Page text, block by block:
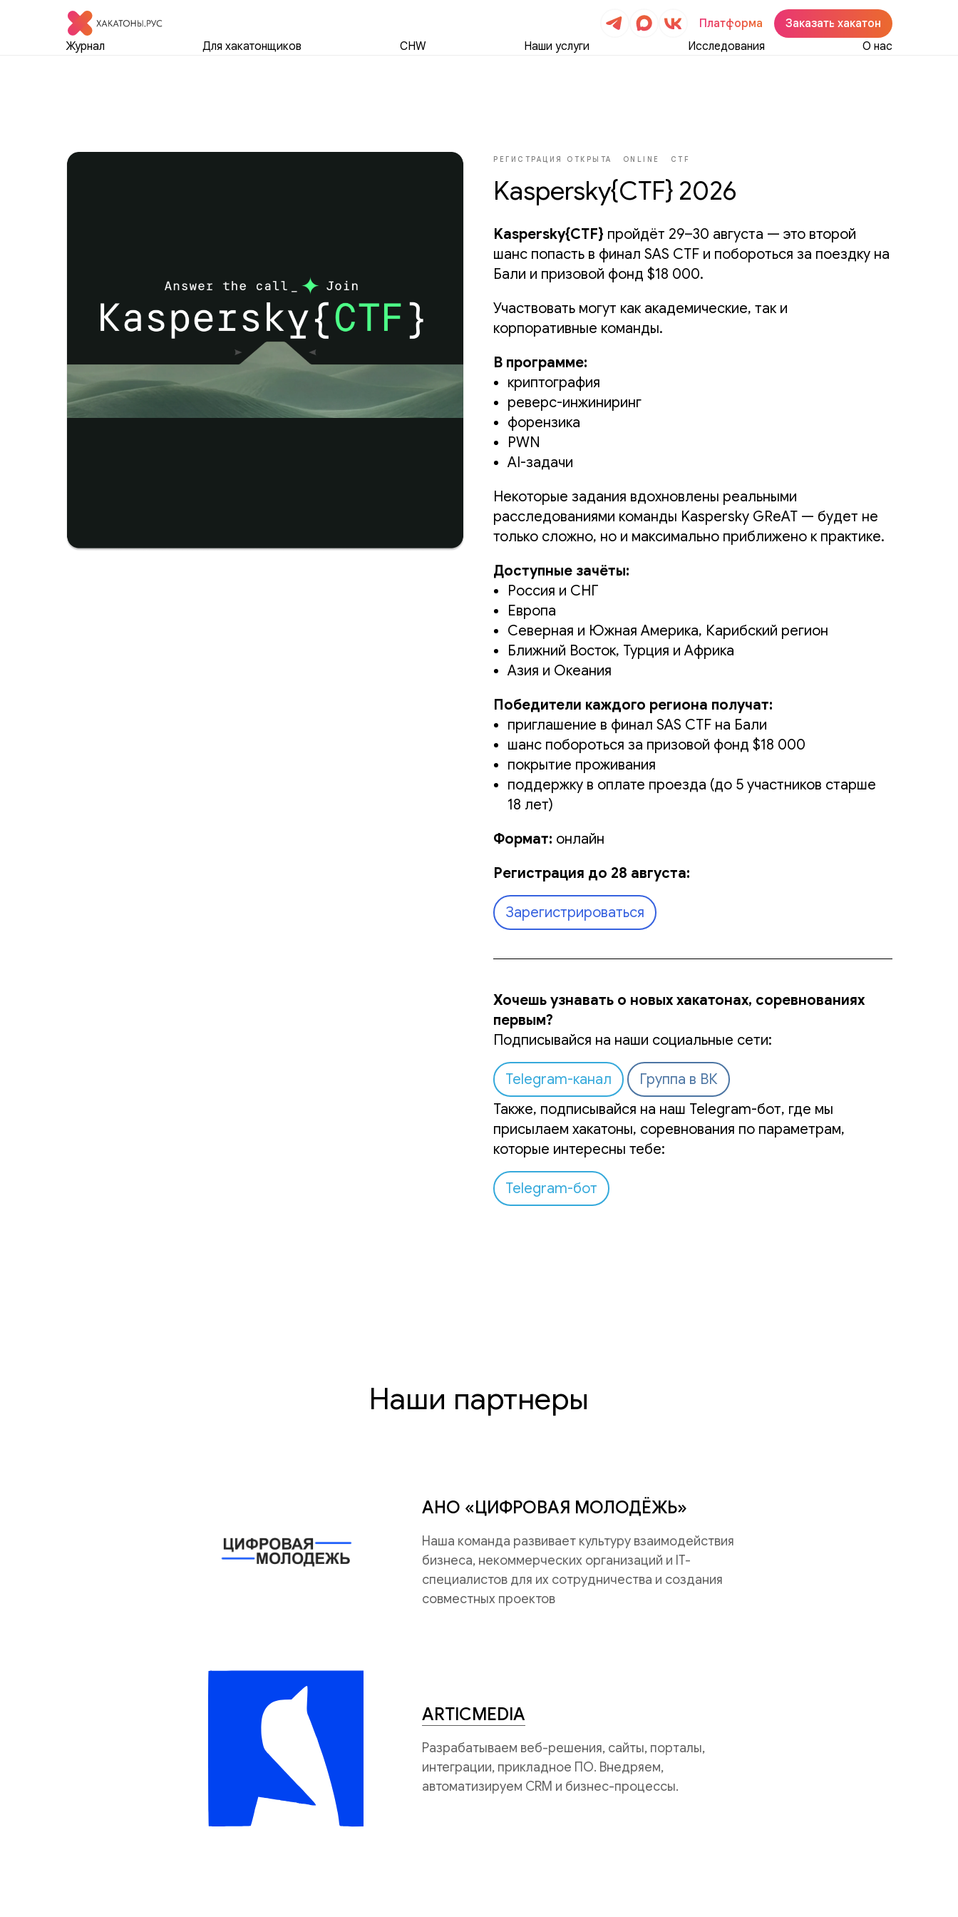
Платформа
Заказать хакатон
Журнал
Для хакатонщиков CHW Наши услуги Исследования О нас
РЕГИСТРАЦИЯ ОТКРЫТА ONLINE CTF
Kaspersky{CTF} 2026
Kaspersky{CTF} пройдёт 29–30 августа — это второй
шанс попасть в финал SAS CTF и побороться за поездку на
Бали и призовой фонд $18 000.
Участвовать могут как академические, так и
корпоративные команды.
В программе:
криптография
реверс-инжиниринг
форензика
PWN
AI-задачи
Некоторые задания вдохновлены реальными
расследованиями команды Kaspersky GReAT — будет не
только сложно, но и максимально приближено к практике.
Доступные зачёты:
Россия и СНГ
Европа
Северная и Южная Америка, Карибский регион
Ближний Восток, Турция и Африка
Азия и Океания
Победители каждого региона получат:
приглашение в финал SAS CTF на Бали
шанс побороться за призовой фонд $18 000
покрытие проживания
поддержку в оплате проезда (до 5 участников старше
18 лет)
Формат: онлайн
Регистрация до 28 августа:
Зарегистрироваться
Хочешь узнавать о новых хакатонах, соревнованиях
первым?
Подписывайся на наши социальные сети:
Telegram-канал
Группа в ВК
Также, подписывайся на наш Telegram-бот, где мы
присылаем хакатоны, соревнования по параметрам,
которые интересны тебе:
Telegram-бот
Наши партнеры
АНО «ЦИФРОВАЯ МОЛОДЁЖЬ»
Наша команда развивает культуру взаимодействия
бизнеса, некоммерческих организаций и IT-
специалистов для их сотрудничества и создания
совместных проектов
ARTICMEDIA
Разрабатываем веб-решения, сайты, порталы,
интеграции, прикладное ПО. Внедряем,
автоматизируем CRM и бизнес-процессы.